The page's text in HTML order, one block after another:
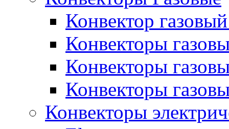
Конвектор
Конвекторы
Конвекторы
Конвекторы
Конвекторы